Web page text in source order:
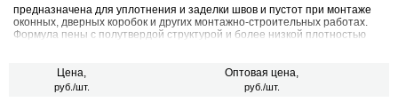
предназначена для уплотнения и заделки швов и пустот при монтаже
оконных, дверных коробок и других монтажно-строительных работах.
Формула пены с полутвердой структурой и более низкой плотностью
различным грибкам и плесени.
Цена,
руб./шт.
Оптовая цена,
руб./шт.